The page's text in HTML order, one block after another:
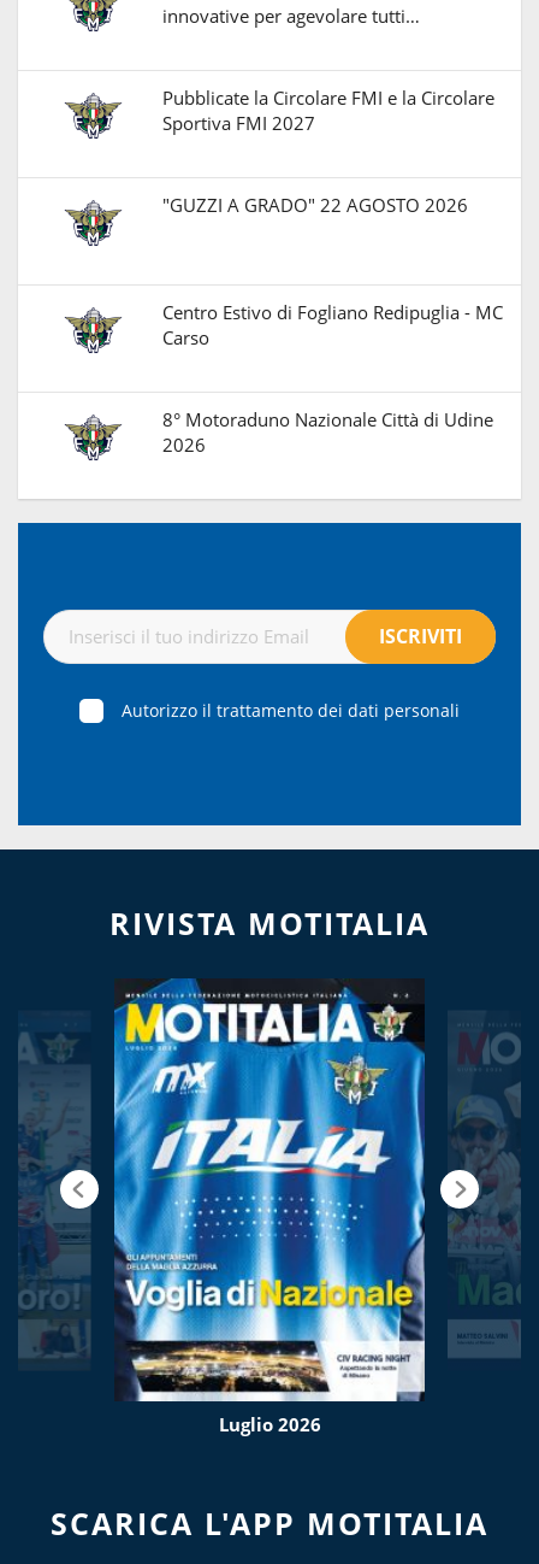
innovative per agevolare tutti…
Pubblicate la Circolare FMI e la Circolare
Sportiva FMI 2027
"GUZZI A GRADO" 22 AGOSTO 2026
Centro Estivo di Fogliano Redipuglia - MC
Carso
8° Motoraduno Nazionale Città di Udine
2026
Autorizzo il trattamento dei dati personali
RIVISTA MOTITALIA
Luglio 2026
SCARICA L'APP MOTITALIA